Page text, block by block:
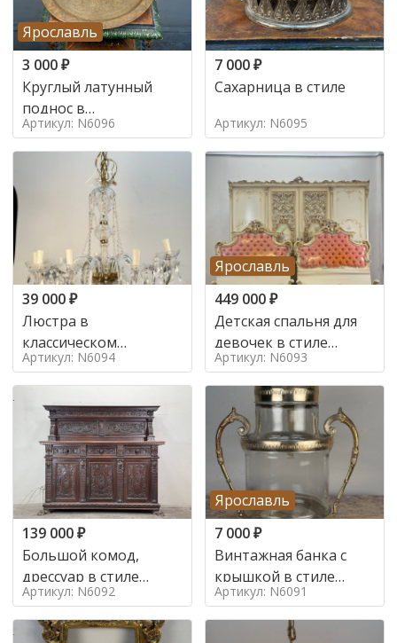
Ярославль
3 000₽
Круглый латунный
поднос в
марокканском стиле в
стиле
Артикул: N6096
7 000₽
Сахарница в стиле
Артикул: N6095
39 000₽
Люстра в
классическом
итальянском стиле на
10 ламп. в стиле
Артикул: N6094
Ярославль
449 000₽
Детская спальня для
девочек в стиле
итальянского барокко
в стиле
Артикул: N6093
139 000₽
Большой комод,
дрессуар в стиле
ренессанс,
Артикул: N6092
Ярославль
7 000₽
Винтажная банка с
крышкой в стиле
Италия,
Артикул: N6091